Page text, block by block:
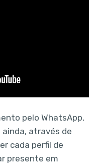
pelo WhatsApp,
através de
cada perfil de
presente em